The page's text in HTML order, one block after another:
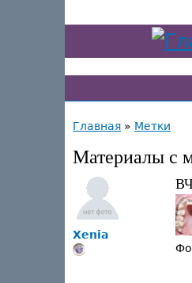
Главная » Метки
Материалы с
Xenia